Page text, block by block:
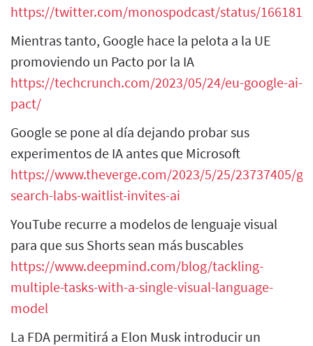
https://twitter.com/monospodcast/status/
Mientras tanto, Google hace la pelota a la UE
promoviendo un Pacto por la IA
https://techcrunch.com/2023/05/24/eu-google-ai-
pact/
Google se pone al día dejando probar sus
experimentos de IA antes que Microsoft
https://www.theverge.com/2023/5/25/23737405/
search-labs-waitlist-invites-ai
YouTube recurre a modelos de lenguaje visual
para que sus Shorts sean más buscables
https://www.deepmind.com/blog/tackling-
multiple-tasks-with-a-single-visual-language-
model
La FDA permitirá a Elon Musk introducir un